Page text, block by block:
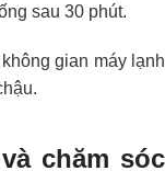
sau 30 phút.
gian máy lạnh
chăm sóc